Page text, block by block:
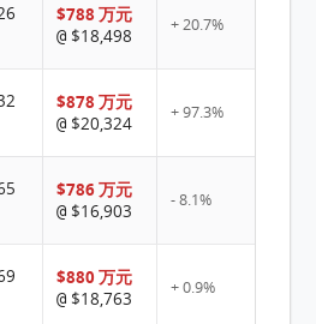
$788 万元
@ $18,498
+ 20.7%
$878 万元
@ $20,324
+ 97.3%
$786 万元
@ $16,903
- 8.1%
$880 万元
@ $18,763
+ 0.9%